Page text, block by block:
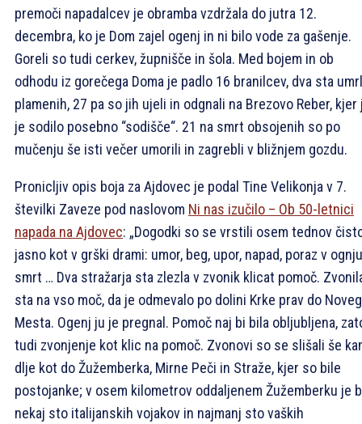
premoči napadalcev je obramba vzdržala do jutra 12.
decembra, ko je Dom zajel ogenj in ni bilo vode za gašenje.
Goreli so tudi cerkev, župnišče in šola. Med bojem in ob
odhodu iz gorečega Doma je padlo 16 branilcev, dva sta
plamenih, 27 pa so jih ujeli in odgnali na Brezovo Reber, kjer
je sodilo posebno “sodišče“. 21 na smrt obsojenih so po
mučenju še isti večer umorili in zagrebli v bližnjem gozdu.
Pronicljiv opis boja za Ajdovec je podal Tine Velikonja v 7.
številki Zaveze pod naslovom Ni nas izučilo – Ob 50-letnici
napada na Ajdovec: „Dogodki so se vrstili osem tednov
jasno kot v grški drami: umor, beg, upor, napad, poraz v
smrt … Dva stražarja sta zlezla v zvonik klicat pomoč.
sta na vso moč, da je odmevalo po dolini Krke prav do
Mesta. Ogenj ju je pregnal. Pomoč naj bi bila obljubljena,
tudi zvonjenje kot klic na pomoč. Zvonovi so se slišali še
dlje kot do Žužemberka, Mirne Peči in Straže, kjer so bile
postojanke; v osem kilometrov oddaljenem Žužemberku je
nekaj sto italijanskih vojakov in najmanj sto vaških